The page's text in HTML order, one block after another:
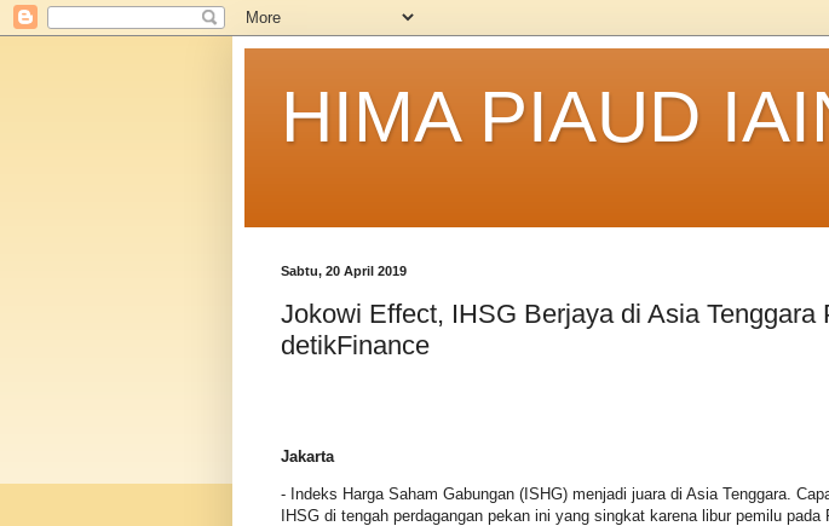
HIMA PIAUD
Sabtu, 20 April 2019
Jokowi Effect, IHSG Berjaya di Asia Tenggara
detikFinance
Jakarta
- Indeks Harga Saham Gabungan (ISHG) menjadi juara di Asia Tenggara.
IHSG di tengah perdagangan pekan ini yang singkat karena libur pemilu pada